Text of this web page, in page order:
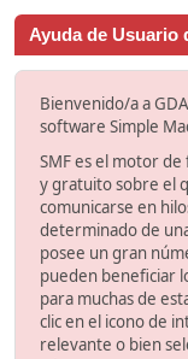
Ayuda de Usuario
Bienvenido/a a
software Simple
SMF es el motor
y gratuito sobre el
comunicarse en
determinado de
posee un gran
pueden beneficiar
para muchas de
clic en el icono de
relevante o bien